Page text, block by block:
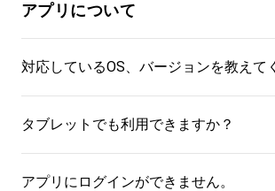
アプリについて
対応しているOS、バージョンを教えて
タブレットでも利用できますか？
アプリにログインができません。